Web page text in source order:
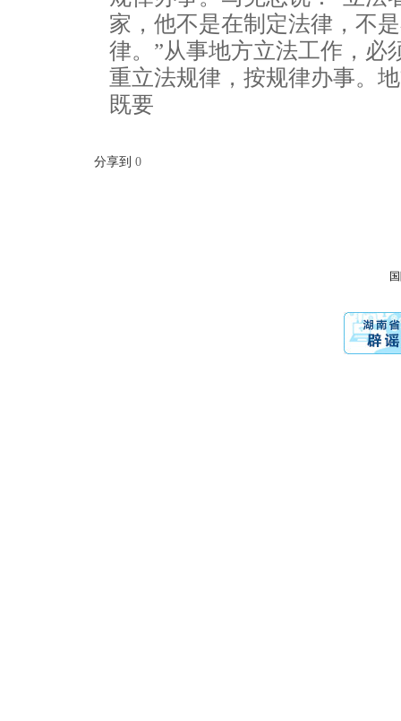
家，他不是在制定法律，不
律。”从事地方立法工作，必
重立法规律，按规律办事。
既要
分享到 0